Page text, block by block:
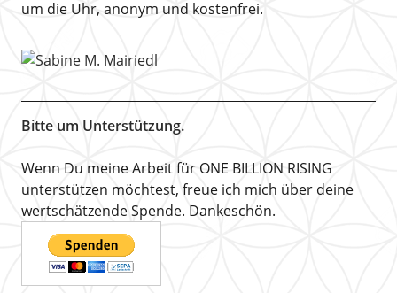
um die Uhr, anonym und kostenfrei.
Bitte um Unterstützung.
Wenn Du meine Arbeit für ONE BILLION RISING
unterstützen möchtest, freue ich mich über deine
wertschätzende Spende. Dankeschön.